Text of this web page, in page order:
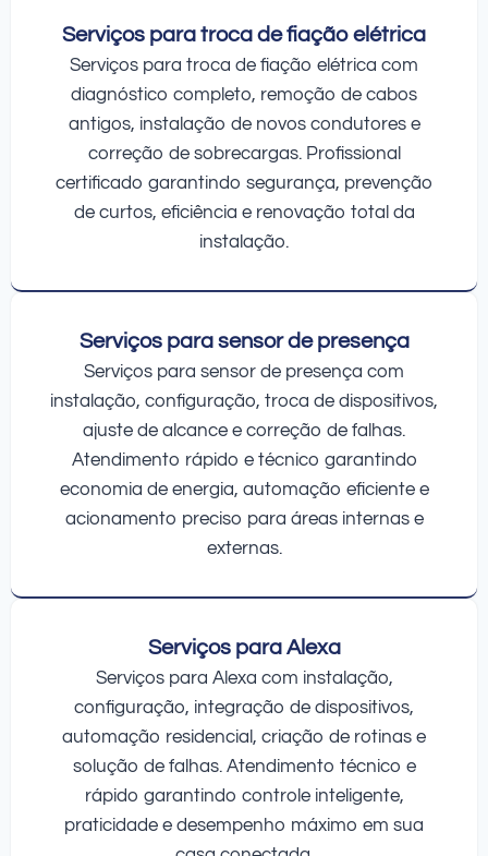
Serviços para troca de fiação elétrica
Serviços para troca de fiação elétrica com
diagnóstico completo, remoção de cabos
antigos, instalação de novos condutores e
correção de sobrecargas. Profissional
certificado garantindo segurança, prevenção
de curtos, eficiência e renovação total da
instalação.
Serviços para sensor de presença
Serviços para sensor de presença com
instalação, configuração, troca de dispositivos,
ajuste de alcance e correção de falhas.
Atendimento rápido e técnico garantindo
economia de energia, automação eficiente e
acionamento preciso para áreas internas e
externas.
Serviços para Alexa
Serviços para Alexa com instalação,
configuração, integração de dispositivos,
automação residencial, criação de rotinas e
solução de falhas. Atendimento técnico e
rápido garantindo controle inteligente,
praticidade e desempenho máximo em sua